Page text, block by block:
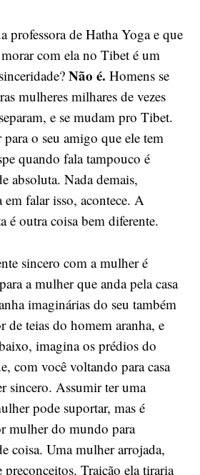
professora de Hatha Yoga e que
morar com ela no Tibet é um
Não é. Homens se
mulheres milhares de vezes
e se mudam pro Tibet.
o seu amigo que ele tem
quando fala tampouco é
absoluta. Nada demais,
falar isso, acontece. A
é outra coisa bem diferente.
sincero com a mulher é
a mulher que anda pela casa
imaginárias do seu também
de teias do homem aranha, e
imagina os prédios do
com você voltando para casa
sincero. Assumir ter uma
pode suportar, mas é
mulher do mundo para
coisa. Uma mulher arrojada,
Traição ela tiraria